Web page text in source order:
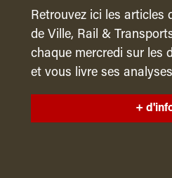
Retrouvez ici les articles
de Ville, Rail &
chaque mercredi sur les
et vous livre ses
+